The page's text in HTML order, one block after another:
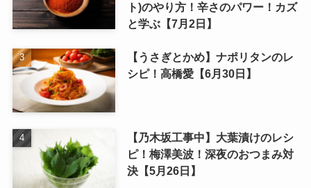
ト)のやり方！辛さのパワー！カズ
と学ぶ【7月2日】
【うさぎとかめ】ナポリタンのレ
シピ！高橋愛【6月30日】
【乃木坂工事中】大葉漬けのレシ
ピ！梅澤美波！深夜のおつまみ対
決【5月26日】